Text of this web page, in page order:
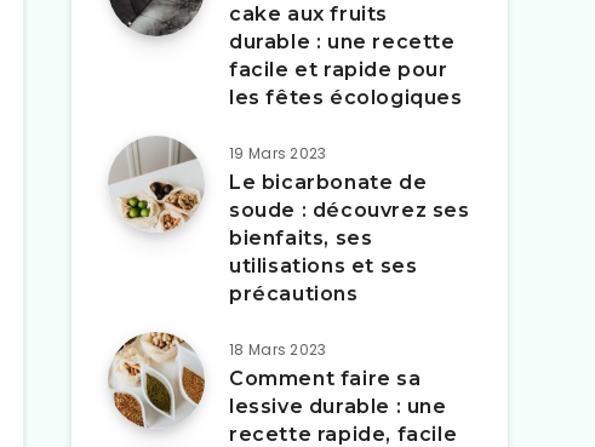
cake aux fruits
durable : une recette
facile et rapide pour
les fêtes écologiques
19 Mars 2023
Le bicarbonate de
soude : découvrez ses
bienfaits, ses
utilisations et ses
précautions
18 Mars 2023
Comment faire sa
lessive durable : une
recette rapide, facile